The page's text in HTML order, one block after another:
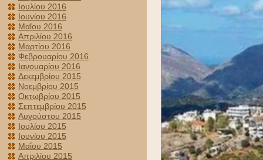
Ιουλίου 2016
Ιουνίου 2016
Μαΐου 2016
Απριλίου 2016
Μαρτίου 2016
Φεβρουαρίου 2016
Ιανουαρίου 2016
Δεκεμβρίου 2015
Νοεμβρίου 2015
Οκτωβρίου 2015
Σεπτεμβρίου 2015
Αυγούστου 2015
Ιουλίου 2015
Ιουνίου 2015
Μαΐου 2015
Απριλίου 2015